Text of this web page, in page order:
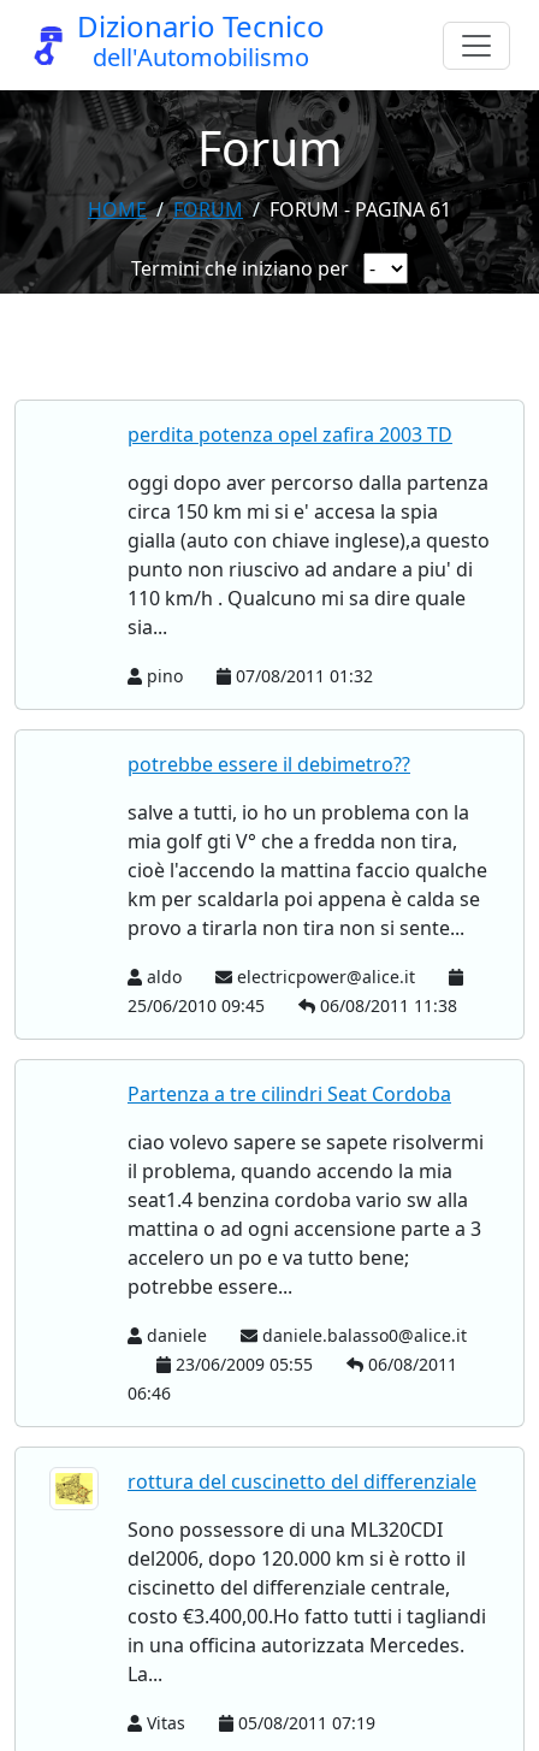
Dizionario Tecnico
dell'Automobilismo
Forum
HOME FORUM FORUM - PAGINA 61
Termini che iniziano per
perdita potenza opel zafira 2003 TD
oggi dopo aver percorso dalla partenza
circa 150 km mi si e' accesa la spia
gialla (auto con chiave inglese),a questo
punto non riuscivo ad andare a piu' di
110 km/h . Qualcuno mi sa dire quale
sia...
pino 07/08/2011 01:32
potrebbe essere il debimetro??
salve a tutti, io ho un problema con la
mia golf gti V° che a fredda non tira,
cioè l'accendo la mattina faccio qualche
km per scaldarla poi appena è calda se
provo a tirarla non tira non si sente...
aldo
electricpower@alice.it
25/06/2010 09:45
06/08/2011 11:38
Partenza a tre cilindri Seat Cordoba
ciao volevo sapere se sapete risolvermi
il problema, quando accendo la mia
seat1.4 benzina cordoba vario sw alla
mattina o ad ogni accensione parte a 3
accelero un po e va tutto bene;
potrebbe essere...
daniele
daniele.balasso0@alice.it
23/06/2009 05:55
06/08/2011
06:46
rottura del cuscinetto del differenziale
Sono possessore di una ML320CDI
del2006, dopo 120.000 km si è rotto il
ciscinetto del differenziale centrale,
costo €3.400,00.Ho fatto tutti i tagliandi
in una officina autorizzata Mercedes.
La...
Vitas 05/08/2011 07:19